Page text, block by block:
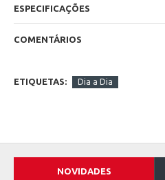
ESPECIFICAÇÕES
COMENTÁRIOS
ETIQUETAS: Dia a Dia
NOVIDADES